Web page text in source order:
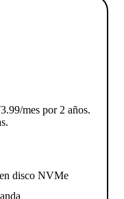
mes por 2 años.
disco NVMe